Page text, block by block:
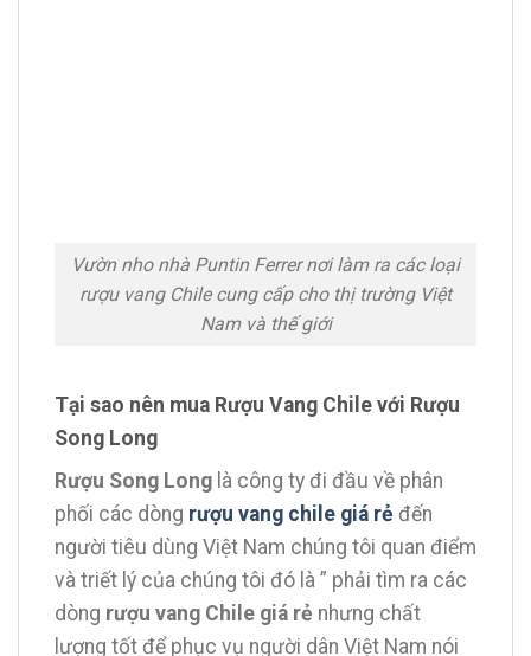
Vườn nho nhà Puntin Ferrer nơi làm ra các loại
rượu vang Chile cung cấp cho thị trường Việt
Nam và thế giới
Tại sao nên mua Rượu Vang Chile với Rượu
Song Long
Rượu Song Long là công ty đi đầu về phân
phối các dòng rượu vang chile giá rẻ đến
người tiêu dùng Việt Nam chúng tôi quan điểm
và triết lý của chúng tôi đó là ” phải tìm ra các
dòng rượu vang Chile giá rẻ nhưng chất
lượng tốt để phục vụ người dân Việt Nam nói